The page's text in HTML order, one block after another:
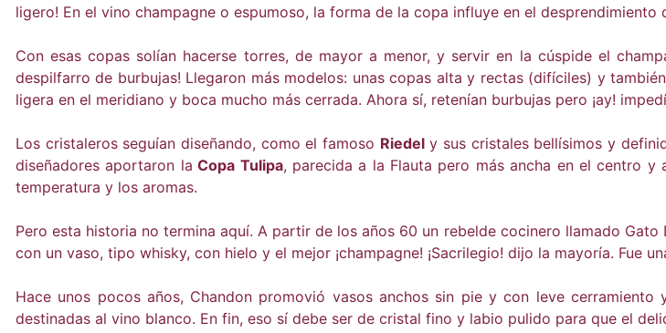
ligero! En el vino champagne o espumoso, la forma de la copa influye en el
Con esas copas solían hacerse torres, de mayor a menor, y servir en la cúspide el
despilfarro de burbujas! Llegaron más modelos: unas copas alta y rectas (difíciles) y
ligera en el meridiano y boca mucho más cerrada. Ahora sí, retenían burbujas pero ¡ay!
Los cristaleros seguían diseñando, como el famoso Riedely sus cristales bellísimos y
diseñadores aportaron la Copa Tulipa, parecida a la Flauta pero más ancha en el centro
temperatura y los aromas.
Pero esta historia no termina aquí. A partir de los años 60 un rebelde cocinero llamado
con un vaso, tipo whisky, con hielo y el mejor ¡champagne! ¡Sacrilegio! dijo la mayoría. Fue
Hace unos pocos años, Chandon promovió vasos anchos sin pie y con leve
destinadas al vino blanco. En fin, eso sí debe ser de cristal fino y labio pulido para que el